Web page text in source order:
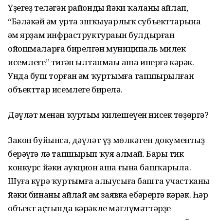
Үҙегеҙ теләгән районды йәки ҡаланы һайлап,
“Бәләкәй һәм урта эшҡыуарлыҡ субъекттарына
һәм ярҙам инфраструктураһын булдырған
ойошмаларға бирелгән муниципаль милек
исемлеге” тигән һылтанмаһы аша инергә кәрәк.
Унда буш торған һәм ҡуртымға тапшырылған
объекттар исемлеге бирелә.
Дәүләт менән ҡуртым килешеүен нисек төҙөргә?
Закон буйынса, дәүләт үҙ мөлкәтен документһыҙ
берәүгә лә тапшырып ҡуя алмай. Бары тик
конкурс йәки аукцион аша ғына башҡарыла.
Шуға күрә ҡуртымға алыусыға башта участканы
йәки бинаны һайлай һәм заявка ебәрергә кәрәк. Һәр
объект аҫтында кәрәкле мәғлүмәттәрҙе